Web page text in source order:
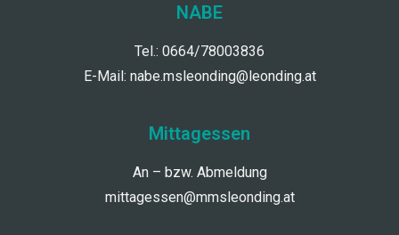
NABE
Tel.: 0664/78003836
E-Mail: nabe.msleonding@leonding.at
Mittagessen
An – bzw. Abmeldung
mittagessen@mmsleonding.at